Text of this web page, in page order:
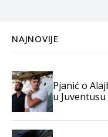
NAJNOVIJE
Pjanić o
u Juventusu